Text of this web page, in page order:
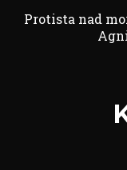
Protista nad